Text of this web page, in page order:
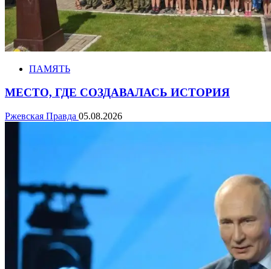
ПАМЯТЬ
МЕСТО, ГДЕ СОЗДАВАЛАСЬ ИСТОРИЯ
Ржевская Правда 05.08.2026